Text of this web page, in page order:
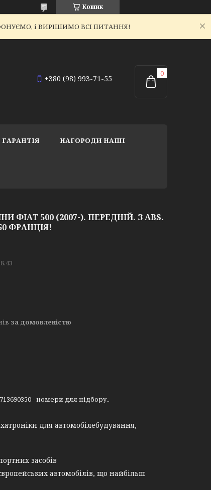
Кошик
і ВИРІШИМО ВСІ ПИТАННЯ!
+380 (98) 993-71-55
НАГОРОДИ НАШІ
500 (2007-). ПЕРЕДНІЙ. З ABS.
ФРАНЦІЯ!
за домовленістю
- номери для підбору..
для автомобілебудування,
засобів
автомобілів, що найбільш